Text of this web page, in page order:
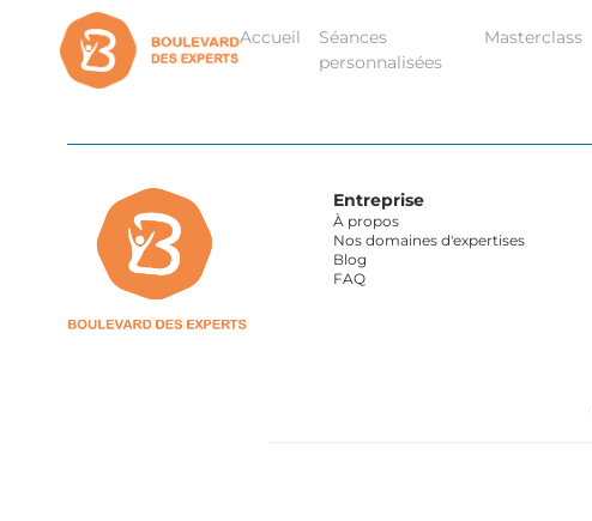
Accueil
Séances
personnalisées
Masterclass
Entreprise
À propos
Nos domaines d'expertises
Blog
FAQ